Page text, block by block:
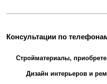
Консультации по
Стройматериалы,
Дизайн интерьеров и